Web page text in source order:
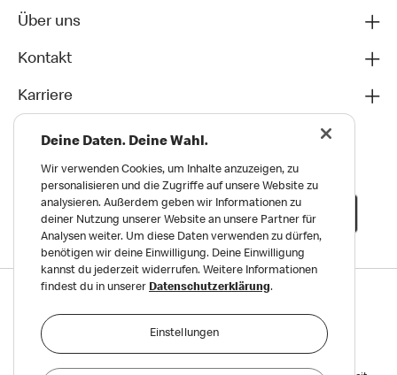
Über uns
Kontakt
Karriere
Datenschutz
Deine Daten. Deine Wahl.
Wir verwenden Cookies, um Inhalte anzuzeigen, zu
personalisieren und die Zugriffe auf unsere Website zu
analysieren. Außerdem geben wir Informationen zu
deiner Nutzung unserer Website an unsere Partner für
Analysen weiter. Um diese Daten verwenden zu dürfen,
benötigen wir deine Einwilligung. Deine Einwilligung
kannst du jederzeit widerrufen. Weitere Informationen
findest du in unserer Datenschutzerklärung.
Einstellungen